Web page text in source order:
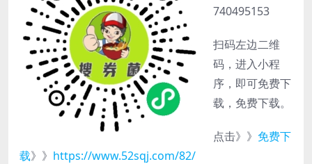
740495153
扫码左边二维
码，进入小程
序，即可免费下
载，免费下载。
点击》》 免费下
载》》 https://www.52sqj.com/82/